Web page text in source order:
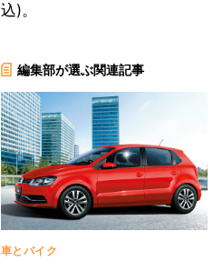
込)。
編集部が選ぶ関連記事
車とバイク